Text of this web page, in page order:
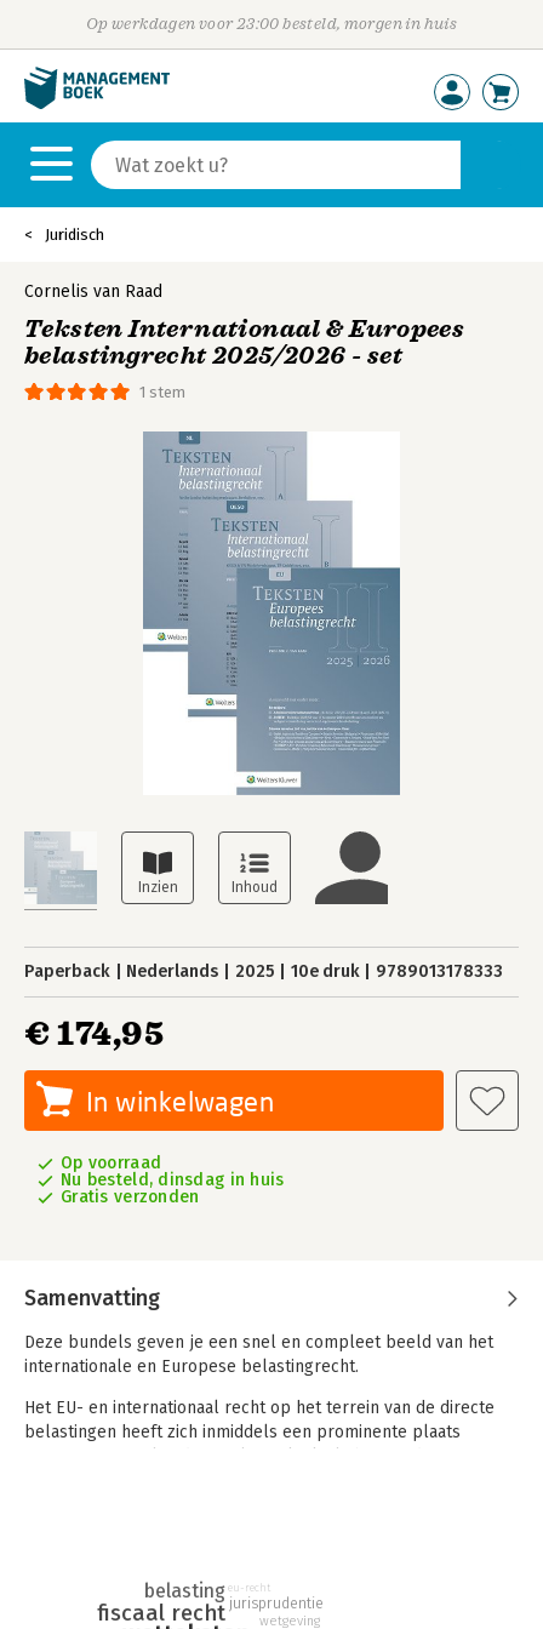
Op werkdagen voor 23:00 besteld, morgen in huis
Juridisch
1 stem
Cornelis van Raad
Teksten Internationaal & Europees
belastingrecht 2025/2026 - set
Paperback Nederlands 2025 10e druk 9789013178333
€ 174,95
In winkelwagen
Op voorraad
Nu besteld, dinsdag in huis
Gratis verzonden
Samenvatting
Deze bundels geven je een snel en compleet beeld van het
internationale en Europese belastingrecht.
Het EU- en internationaal recht op het terrein van de directe
belastingen heeft zich inmiddels een prominente plaats
Teksten Internationaal belastingrecht 2025/2026 is een
veelgebruikte tekstbundel met daarin de belangrijkste
fiscaal recht
belasting
jurisprudentie
wetgeving
eu-recht